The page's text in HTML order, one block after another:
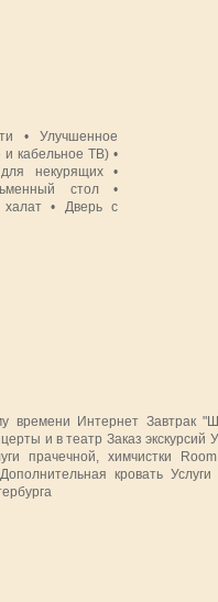
• Улучшенное
и кабельное ТВ) •
некурящих •
стол •
• Дверь с
времени Интернет Завтрак
и в театр Заказ экскурсий
прачечной, химчистки
кровать Услуги